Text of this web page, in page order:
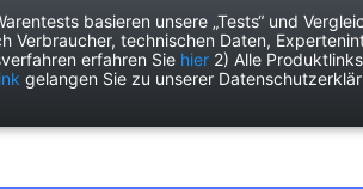
Haushalt Heimwerken Services
basieren unsere „Tests“ und
technischen Daten,
erfahren Sie hier 2) Alle
gelangen Sie zu unserer